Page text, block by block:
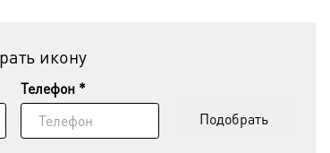
икону
Телефон *
Подобрать